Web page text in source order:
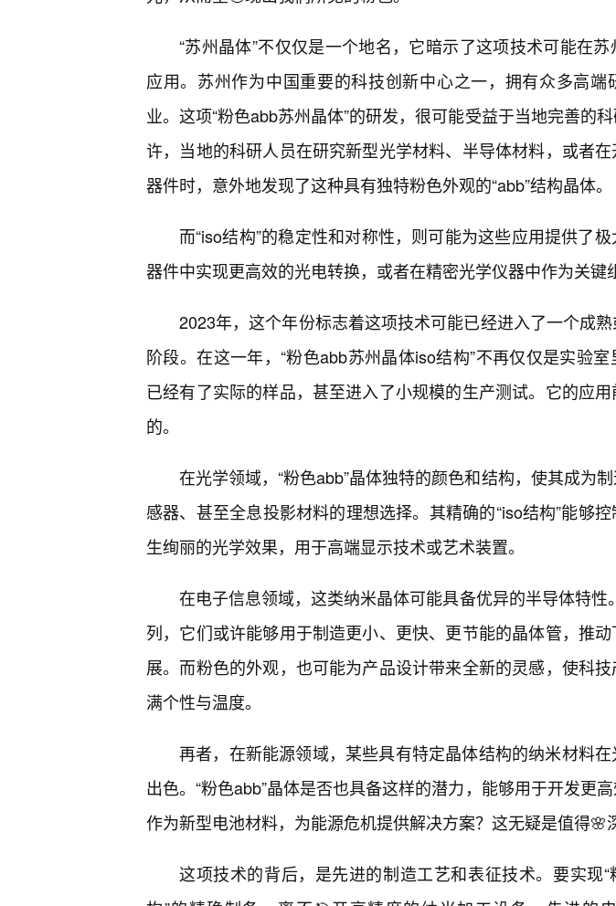
“苏州晶体”不仅仅是一个地名，它暗示了这项技术可能在
应用。苏州作为中国重要的科技创新中心之一，拥有众多高端
业。这项“粉色abb苏州晶体”的研发，很可能受益于当地完善的
许，当地的科研人员在研究新型光学材料、半导体材料，或者
器件时，意外地发现了这种具有独特粉色外观的“abb”结构晶体。
而“iso结构”的稳定性和对称性，则可能为这些应用提供了
器件中实现更高效的光电转换，或者在精密光学仪器中作为关键
2023年，这个年份标志着这项技术可能已经进入了一个成
阶段。在这一年，“粉色abb苏州晶体iso结构”不再仅仅是实验
已经有了实际的样品，甚至进入了小规模的生产测试。它的应
的。
在光学领域，“粉色abb”晶体独特的颜色和结构，使其成为
感器、甚至全息投影材料的理想选择。其精确的“iso结构”能够
生绚丽的光学效果，用于高端显示技术或艺术装置。
在电子信息领域，这类纳米晶体可能具备优异的半导体特性
列，它们或许能够用于制造更小、更快、更节能的晶体管，推
展。而粉色的外观，也可能为产品设计带来全新的灵感，使科
满个性与温度。
再者，在新能源领域，某些具有特定晶体结构的纳米材料
出色。“粉色abb”晶体是否也具备这样的潜力，能够用于开发更
作为新型电池材料，为能源危机提供解决方案？这无疑是值得🌸
这项技术的背后，是先进的制造工艺和表征技术。要实现